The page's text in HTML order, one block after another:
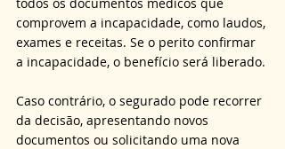
comprovem a incapacidade, como laudos,
exames e receitas. Se o perito confirmar
a incapacidade, o benefício será liberado.
Caso contrário, o segurado pode recorrer
da decisão, apresentando novos
documentos ou solicitando uma nova